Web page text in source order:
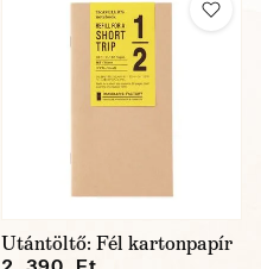
Utántöltő: Fél kartonpapír